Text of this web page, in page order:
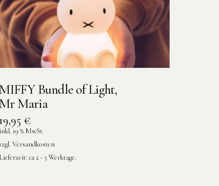
Bundle of Light,
Maria
19,95 €
inkl. 19 % MwSt.
Versandkosten
Lieferzeit: ca 2 - 3 Werktage.